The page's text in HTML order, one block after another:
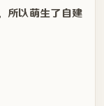
所以萌生了自建